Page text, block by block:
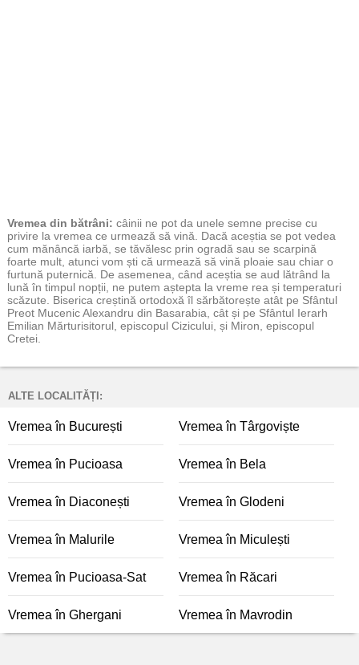
Vremea din bătrâni: câinii ne pot da unele semne precise cu
privire la vremea ce urmează să vină. Dacă aceștia se pot vedea
cum mănâncă iarbă, se tăvălesc prin ogradă sau se scarpină
foarte mult, atunci vom ști că urmează să vină ploaie sau chiar o
furtună puternică. De asemenea, când aceștia se aud lătrând la
lună în timpul nopții, ne putem aștepta la vreme rea și temperaturi
scăzute. Biserica creștină ortodoxă îl sărbătorește atât pe Sfântul
Preot Mucenic Alexandru din Basarabia, cât și pe Sfântul Ierarh
Emilian Mărturisitorul, episcopul Cizicului, și Miron, episcopul
Cretei.
ALTE LOCALITĂȚI:
Vremea în București Vremea în Târgoviște
Vremea în Pucioasa Vremea în Bela
Vremea în Diaconești Vremea în Glodeni
Vremea în Malurile Vremea în Miculești
Vremea în Pucioasa-Sat Vremea în Răcari
Vremea în Ghergani Vremea în Mavrodin